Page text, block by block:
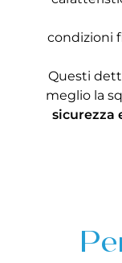
condizioni
Questi
meglio la
sicurezza